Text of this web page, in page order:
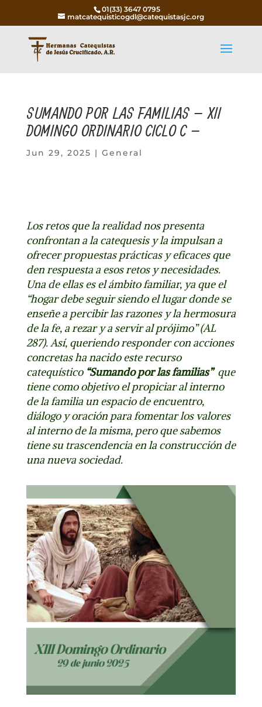
01(33) 3647 0795
matcatequisticogdl@catequistasjc.org
SUMANDO POR LAS FAMILIAS – XII
DOMINGO ORDINARIO CICLO C –
Jun 29, 2025 | General
Los retos que la realidad nos presenta
confrontan a la catequesis y la impulsan a
ofrecer propuestas prácticas y eficaces que
den respuesta a esos retos y necesidades.
Una de ellas es el ámbito familiar, ya que el
“hogar debe seguir siendo el lugar donde se
enseñe a percibir las razones y la hermosura
de la fe, a rezar y a servir al prójimo” (AL
287). Así, queriendo responder con acciones
concretas ha nacido este recurso
catequístico “Sumando por las familias” que
tiene como objetivo elpropiciar al interno
de la familia un espacio de encuentro,
diálogo y oración para fomentar los valores
al interno de la misma, pero que sabemos
tiene su trascendencia en la construcción de
una nueva sociedad.